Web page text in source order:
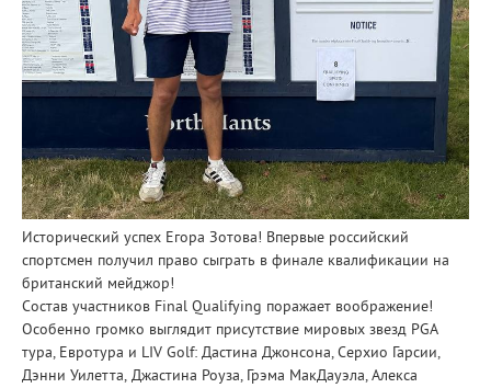
Исторический успех Егора Зотова! Впервые российский
спортсмен получил право сыграть в финале квалификации на
британский мейджор!
Состав участников Final Qualifying поражает воображение!
Особенно громко выглядит присутствие мировых звезд PGA
тура, Евротура и LIV Golf: Дастина Джонсона, Серхио Гарсии,
Дэнни Уилетта, Джастина Роуза, Грэма МакДауэла, Алекса